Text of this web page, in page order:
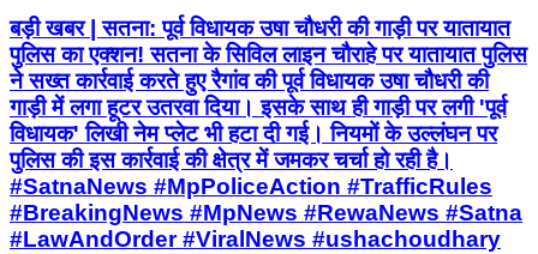
बड़ी खबर | सतना: पूर्व विधायक उषा चौधरी की गाड़ी पर यातायात
पुलिस का एक्शन! सतना के सिविल लाइन चौराहे पर यातायात पुलिस
ने सख्त कार्रवाई करते हुए रैगांव की पूर्व विधायक उषा चौधरी की
गाड़ी में लगा हूटर उतरवा दिया। इसके साथ ही गाड़ी पर लगी 'पूर्व
विधायक' लिखी नेम प्लेट भी हटा दी गई। नियमों के उल्लंघन पर
पुलिस की इस कार्रवाई की क्षेत्र में जमकर चर्चा हो रही है।
#SatnaNews #MpPoliceAction #TrafficRules
#BreakingNews #MpNews #RewaNews #Satna
#LawAndOrder #ViralNews #ushachoudhary